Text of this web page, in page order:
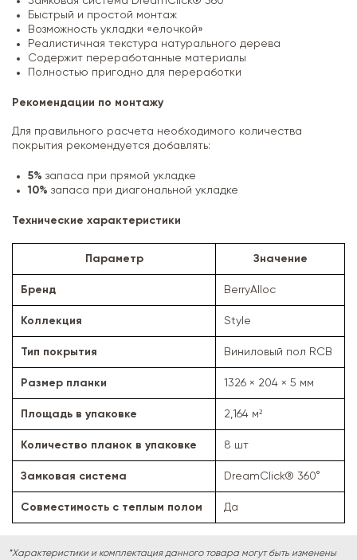
Быстрый и простой монтаж
Возможность укладки «елочкой»
Реалистичная текстура натурального дерева
Содержит переработанные материалы
Полностью пригодно для переработки
Рекомендации по монтажу
Для правильного расчета необходимого количества
покрытия рекомендуется добавлять:
5% запаса при прямой укладке
10% запаса при диагональной укладке
Технические характеристики
Параметр Значение
Бренд BerryAlloc
Коллекция Style
Тип покрытия Виниловый пол RCB
Размер планки 1326 × 204 × 5 мм
Площадь в упаковке 2,164 м²
Количество планок в упаковке 8 шт
Замковая система DreamClick® 360°
Совместимость с теплым полом Да
*Характеристики и комплектация данного товара могут быть изменены